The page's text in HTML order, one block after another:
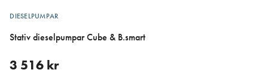
DIESELPUMPAR
Stativ dieselpumpar Cube & B.smart
3 516 kr